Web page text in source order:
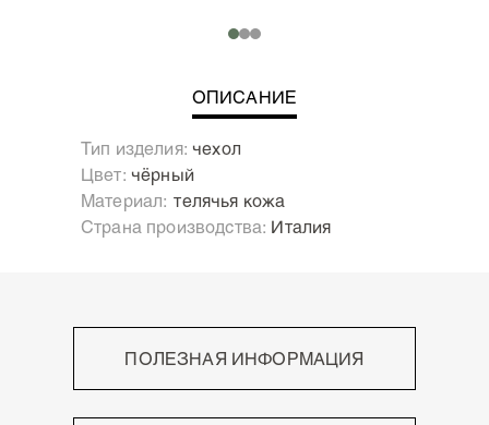
ОПИСАНИЕ
Тип изделия: чехол
Цвет: чёрный
Материал:
Телячья кожа
Страна производства: Италия
ПОЛЕЗНАЯ ИНФОРМАЦИЯ
Высокое мастерство